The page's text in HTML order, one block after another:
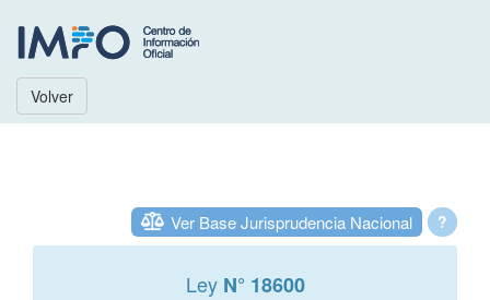
Volver
?
Ver Base Jurisprudencia Nacional
Ley N° 18600